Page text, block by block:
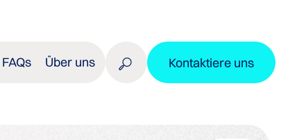
FAQs Über uns Kontaktiere uns